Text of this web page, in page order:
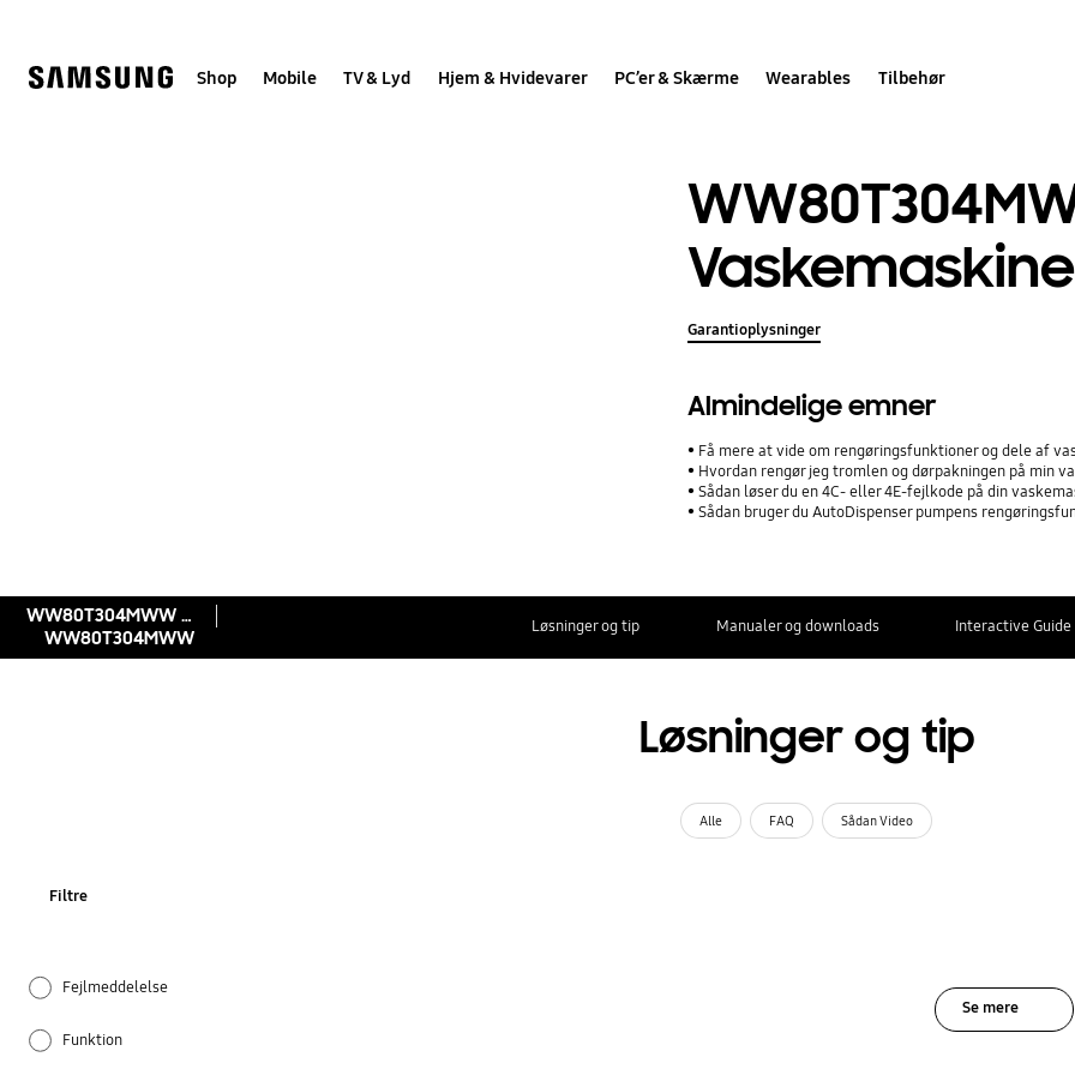
Shop Mobile TV & Lyd Hjem & Hvidevarer PC’er & Skærme Wearables Tilbehør
Garantioplysninger
Almindelige emner
Få mere at vide om rengøringsfunktioner og dele af
Hvordan rengør jeg tromlen og dørpakningen på min
Sådan løser du en 4C- eller 4E-fejlkode på din
Sådan bruger du AutoDispenser pumpens
WW80T304MWW Vaskemaskine, 8 kg
WW80T304MWW
Løsninger og tip Manualer og downloads Interactive Guide
Løsninger og tip
Alle FAQ Sådan Video
Filtre
Fejlmeddelelse
Funktion
Se mere